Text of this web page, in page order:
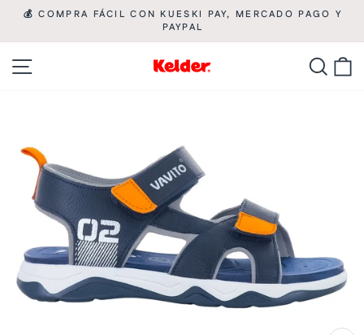
al
contenido
diapositivas
pausa
💰 COMPRA FÁCIL CON KUESKI PAY, MERCADO PAGO Y
PAYPAL